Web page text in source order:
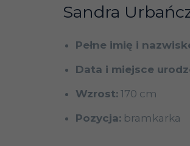
Sandra
Pełne imię i
Data i miejsce
Wzrost: 170 cm
Pozycja: bramkarka